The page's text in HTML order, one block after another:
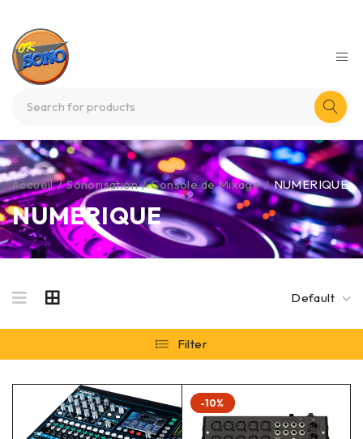
NUMERIQUE
Accueil / Sonorisation / Console de Mixage / NUMERIQUE
Default
Filter
-10%